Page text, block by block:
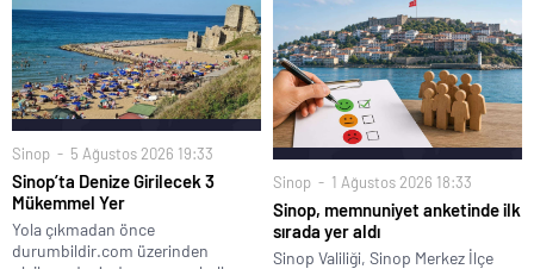
Sinop 5 Ağustos 2026 19:33
Sinop’ta Denize Girilecek 3
Mükemmel Yer
Yola çıkmadan önce
durumbildir.com üzerinden
Sinop 1 Ağustos 2026 18:33
Sinop, memnuniyet anketinde ilk
sırada yer aldı
Sinop Valiliği, Sinop Merkez İlçe